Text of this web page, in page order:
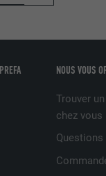
NOUS VOUS
Trouver
chez vous
Questions
site Internet.
Google Optimize
Enregistre la langue